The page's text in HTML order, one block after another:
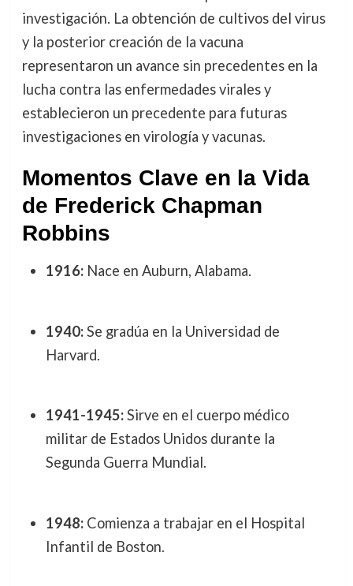
investigación. La obtención de cultivos del virus
y la posterior creación de la vacuna
representaron un avance sin precedentes en la
lucha contra las enfermedades virales y
establecieron un precedente para futuras
investigaciones en virología y vacunas.
Momentos Clave en la Vida
de Frederick Chapman
Robbins
1916:Nace en Auburn, Alabama.
1940:Se gradúa en la Universidad de
Harvard.
1941-1945:Sirve en el cuerpo médico
militar de Estados Unidos durante la
Segunda Guerra Mundial.
1948:Comienza a trabajar en el Hospital
Infantil de Boston.